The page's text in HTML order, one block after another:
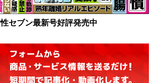
セブン最新号好評発売中